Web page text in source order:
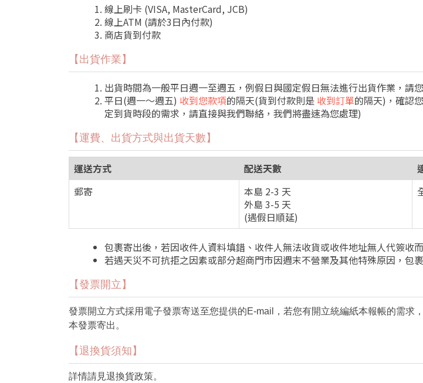
線上刷卡 (VISA, MasterCard, JCB)
線上ATM (請於3日內付款)
商店貨到付款
【出貨作業】
出貨時間為一般平日週一至週五，例假日與國定假日無法進行出貨作業，請
平日(週一～週五) 收到您款項的隔天(貨到付款則是 收到訂單的隔天)，確認
定到貨時段的需求，請直接與我們聯絡，我們將盡速為您處理)
【運費、出貨方式與出貨天數】
運送方式 配送天數
郵寄
本島 2-3 天
外島 3-5 天
(遇假日順延)
包裹寄出後，若因收件人資料填錯、收件人無法收貨或收件地址無人代簽收
若遇天災不可抗拒之因素或部分超商門市因週末不營業及其他特殊原因，包
【發票開立】
發票開立方式採用電子發票寄送至您提供的E-mail，若您有開立統編紙本報帳的需求
本發票寄出。
【退換貨須知】
詳情請見退換貨政策。